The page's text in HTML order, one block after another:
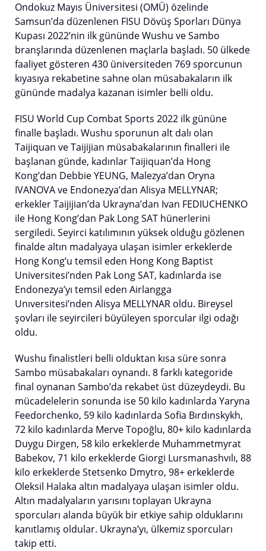
Ondokuz Mayıs Üniversitesi (OMÜ) özelinde
Samsun’da düzenlenen FISU Dövüş Sporları Dünya
Kupası 2022’nin ilk gününde Wushu ve Sambo
branşlarında düzenlenen maçlarla başladı. 50 ülkede
faaliyet gösteren 430 üniversiteden 769 sporcunun
kıyasıya rekabetine sahne olan müsabakaların ilk
gününde madalya kazanan isimler belli oldu.
FISU World Cup Combat Sports 2022 ilk gününe
finalle başladı. Wushu sporunun alt dalı olan
Taijiquan ve Taijijian müsabakalarının finalleri ile
başlanan günde, kadınlar Taijiquan’da Hong
Kong’dan Debbie YEUNG, Malezya’dan Oryna
IVANOVA ve Endonezya’dan Alisya MELLYNAR;
erkekler Taijijian’da Ukrayna’dan Ivan FEDIUCHENKO
ile Hong Kong’dan Pak Long SAT hünerlerini
sergiledi. Seyirci katılımının yüksek olduğu gözlenen
finalde altın madalyaya ulaşan isimler erkeklerde
Hong Kong’u temsil eden Hong Kong Baptist
Universitesi’nden Pak Long SAT, kadınlarda ise
Endonezya’yı temsil eden Airlangga
Unıversitesi’nden Alisya MELLYNAR oldu. Bireysel
şovları ile seyircileri büyüleyen sporcular ilgi odağı
oldu.
Wushu finalistleri belli olduktan kısa süre sonra
Sambo müsabakaları oynandı. 8 farklı kategoride
final oynanan Sambo’da rekabet üst düzeydeydi. Bu
mücadelelerin sonunda ise 50 kilo kadınlarda Yaryna
Feedorchenko, 59 kilo kadınlarda Sofia Bırdınskykh,
72 kilo kadınlarda Merve Topoğlu, 80+ kilo kadınlarda
Duygu Dirgen, 58 kilo erkeklerde Muhammetmyrat
Babekov, 71 kilo erkeklerde Giorgi Lursmanashvılı, 88
kilo erkeklerde Stetsenko Dmytro, 98+ erkeklerde
Oleksil Halaka altın madalyaya ulaşan isimler oldu.
Altın madalyaların yarısını toplayan Ukrayna
sporcuları alanda büyük bir etkiye sahip olduklarını
kanıtlamış oldular. Ukrayna’yı, ülkemiz sporcuları
takip etti.